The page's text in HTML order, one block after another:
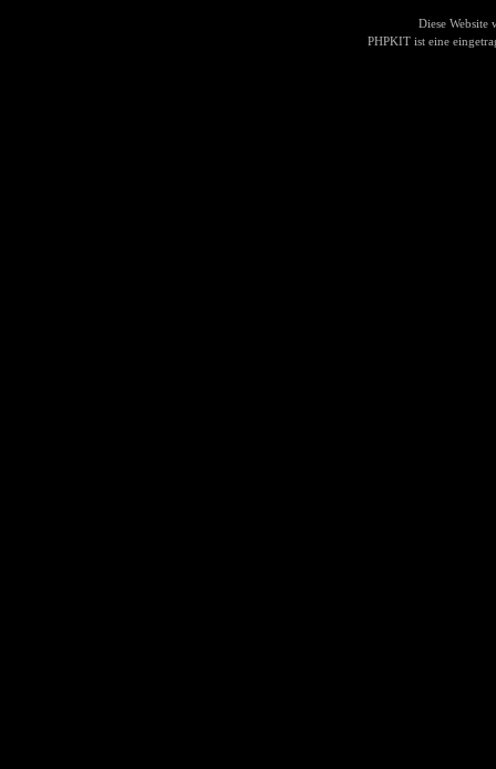
Diese Website
PHPKIT ist eine